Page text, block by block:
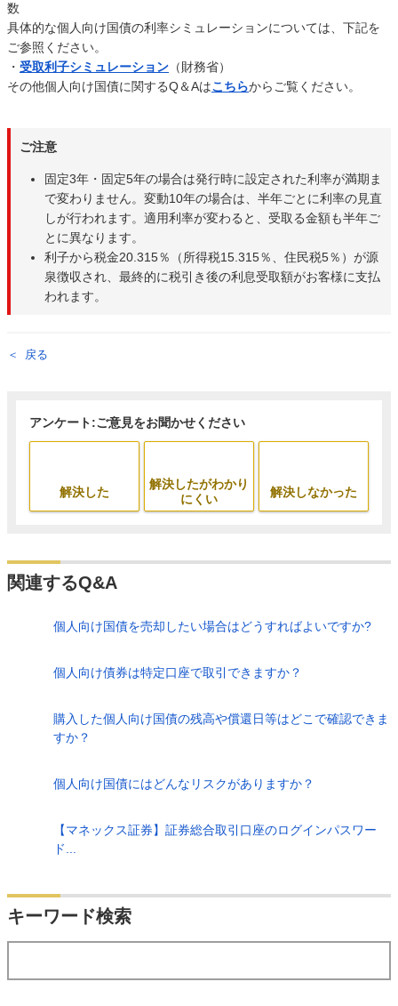
数
具体的な個人向け国債の利率シミュレーションについては、下記を
ご参照ください。
・ 受取利子シミュレーション （財務省）
その他個人向け国債に関するQ＆Aはこちらからご覧ください。
ご注意
固定3年・固定5年の場合は発行時に設定された利率が満期ま
で変わりません。変動10年の場合は、半年ごとに利率の見直
しが行われます。適用利率が変わると、受取る金額も半年ご
とに異なります。
利子から税金20.315％（所得税15.315％、住民税5％）が源
泉徴収され、最終的に税引き後の利息受取額がお客様に支払
われます。
戻る
アンケート:ご意見をお聞かせください
解決した
解決したがわかり
にくい
解決しなかった
関連するQ&A
個人向け国債を売却したい場合はどうすればよいですか?
個人向け債券は特定口座で取引できますか？
購入した個人向け国債の残高や償還日等はどこで確認できま
すか？
個人向け国債にはどんなリスクがありますか？
【マネックス証券】証券総合取引口座のログインパスワー
ド...
キーワード検索